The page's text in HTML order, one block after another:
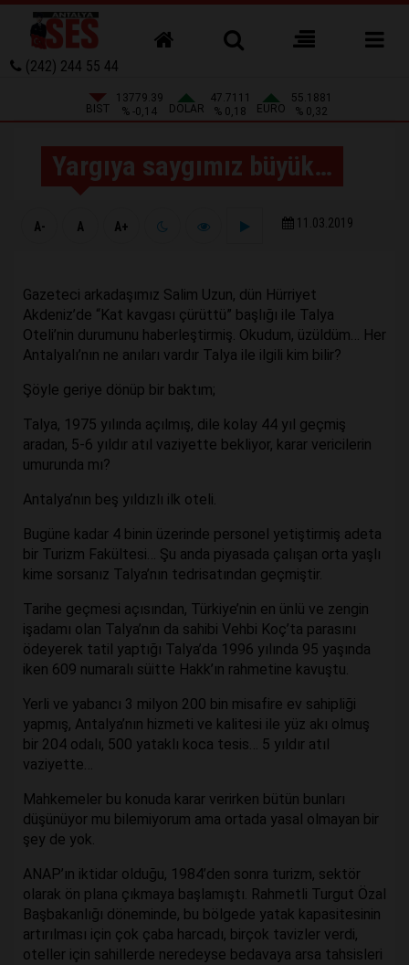
(242) 244 55 44
BIST
13779.39
% -0,14
DOLAR
47.7111
% 0,18
EURO
55.1881
% 0,32
Yargıya saygımız büyük…
A- A A+ 11.03.2019
Gazeteci arkadaşımız Salim Uzun, dün Hürriyet
Akdeniz’de “Kat kavgası çürüttü” başlığı ile Talya
Oteli’nin durumunu haberleştirmiş. Okudum, üzüldüm… Her
Antalyalı’nın ne anıları vardır Talya ile ilgili kim bilir?
Şöyle geriye dönüp bir baktım;
Talya, 1975 yılında açılmış, dile kolay 44 yıl geçmiş
aradan, 5-6 yıldır atıl vaziyette bekliyor, karar vericilerin
umurunda mı?
Antalya’nın beş yıldızlı ilk oteli.
Bugüne kadar 4 binin üzerinde personel yetiştirmiş adeta
bir Turizm Fakültesi… Şu anda piyasada çalışan orta yaşlı
kime sorsanız Talya’nın tedrisatından geçmiştir.
Tarihe geçmesi açısından, Türkiye’nin en ünlü ve zengin
işadamı olan Talya’nın da sahibi Vehbi Koç’ta parasını
ödeyerek tatil yaptığı Talya’da 1996 yılında 95 yaşında
iken 609 numaralı süitte Hakk’ın rahmetine kavuştu.
Yerli ve yabancı 3 milyon 200 bin misafire ev sahipliği
yapmış, Antalya’nın hizmeti ve kalitesi ile yüz akı olmuş
bir 204 odalı, 500 yataklı koca tesis… 5 yıldır atıl
vaziyette…
Mahkemeler bu konuda karar verirken bütün bunları
düşünüyor mu bilemiyorum ama ortada yasal olmayan bir
şey de yok.
ANAP’ın iktidar olduğu, 1984’den sonra turizm, sektör
olarak ön plana çıkmaya başlamıştı. Rahmetli Turgut Özal
Başbakanlığı döneminde, bu bölgede yatak kapasitesinin
artırılması için çok çaba harcadı, birçok tavizler verdi,
oteller için sahillerde neredeyse bedavaya arsa tahsisleri